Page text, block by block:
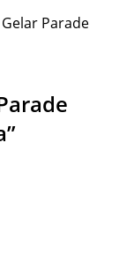
Parade